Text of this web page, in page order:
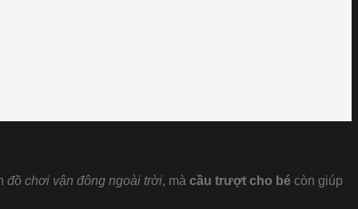
đồ chơi vận đông ngoài trời, mà cầu trượt cho bé còn giúp